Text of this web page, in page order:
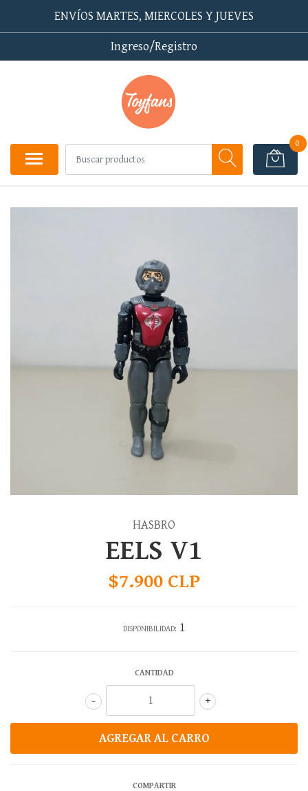
ENVÍOS MARTES, MIERCOLES Y JUEVES
Ingreso/Registro
0
HASBRO
EELS V1
$7.900 CLP
DISPONIBILIDAD: 1
CANTIDAD
+
-
COMPARTIR